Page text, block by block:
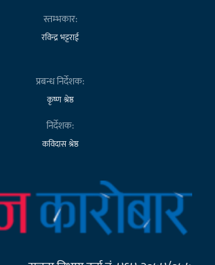
स्तम्भकार:
रविन्द्र भट्टराई
प्रबन्ध निर्देशक:
कृष्ण श्रेष्ठ
निर्देशक:
कविदास श्रेष्ठ